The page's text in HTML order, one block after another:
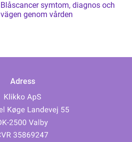
Blåscancer symtom, diagnos och
vägen genom vården
Adress